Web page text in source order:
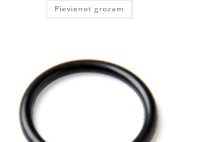
Pievienot grozam